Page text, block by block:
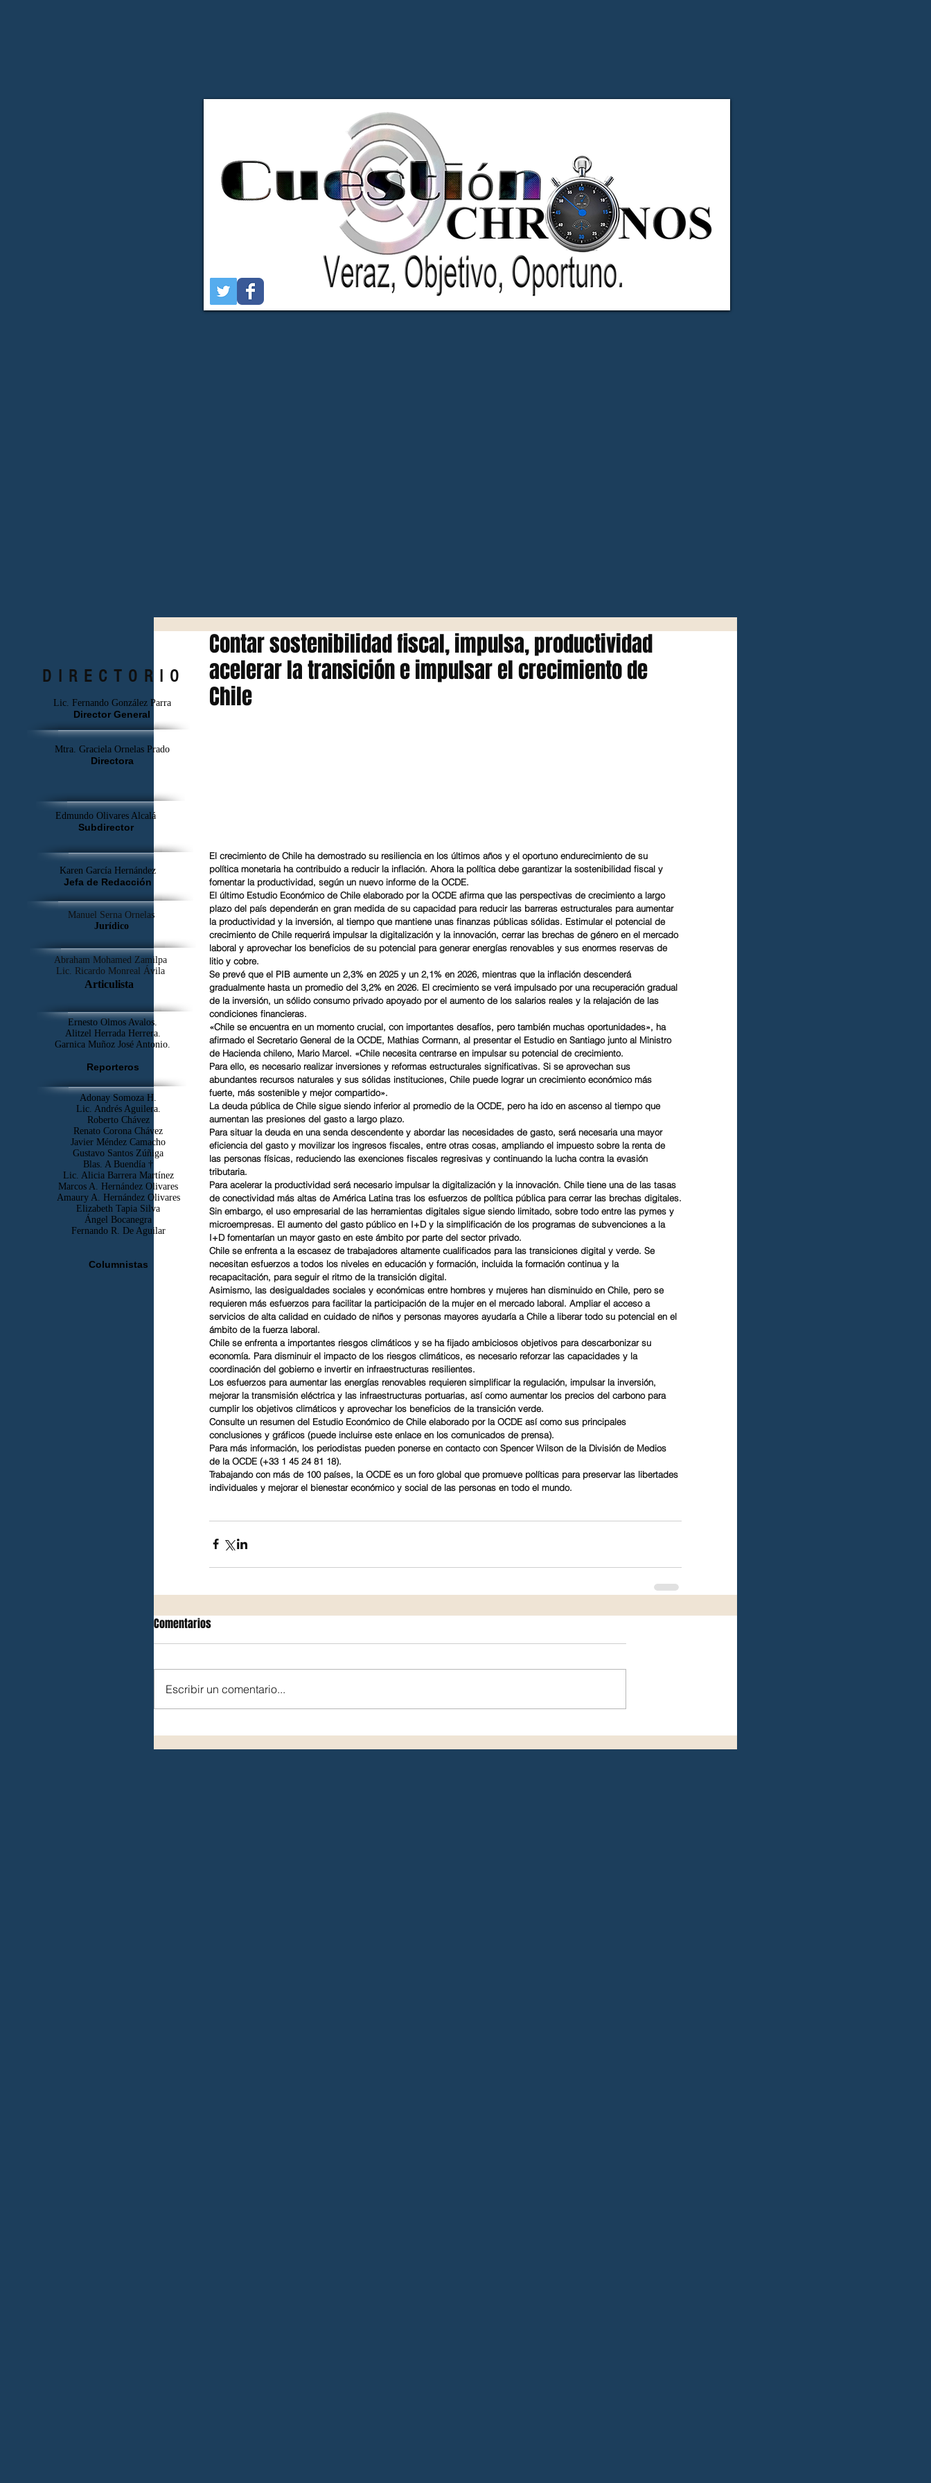
Contar sostenibilidad fiscal, impulsa, productividad
acelerar la transición e impulsar el crecimiento de
Chile
El crecimiento de Chile ha demostrado su resiliencia en los últimos años y el oportuno endurecimiento de su
política monetaria ha contribuido a reducir la inflación. Ahora la política debe garantizar la sostenibilidad fiscal y
fomentar la productividad, según un nuevo informe de la OCDE.
El último Estudio Económico de Chile elaborado por la OCDE afirma que las perspectivas de crecimiento a largo
plazo del país dependerán en gran medida de su capacidad para reducir las barreras estructurales para aumentar
la productividad y la inversión, al tiempo que mantiene unas finanzas públicas sólidas. Estimular el potencial de
crecimiento de Chile requerirá impulsar la digitalización y la innovación, cerrar las brechas de género en el mercado
laboral y aprovechar los beneficios de su potencial para generar energías renovables y sus enormes reservas de
litio y cobre.
Se prevé que el PIB aumente un 2,3% en 2025 y un 2,1% en 2026, mientras que la inflación descenderá
gradualmente hasta un promedio del 3,2% en 2026. El crecimiento se verá impulsado por una recuperación gradual
de la inversión, un sólido consumo privado apoyado por el aumento de los salarios reales y la relajación de las
condiciones financieras.
«Chile se encuentra en un momento crucial, con importantes desafíos, pero también muchas oportunidades», ha
afirmado el Secretario General de la OCDE, Mathias Cormann, al presentar el Estudio en Santiago junto al Ministro
de Hacienda chileno, Mario Marcel. «Chile necesita centrarse en impulsar su potencial de crecimiento.
Para ello, es necesario realizar inversiones y reformas estructurales significativas. Si se aprovechan sus
abundantes recursos naturales y sus sólidas instituciones, Chile puede lograr un crecimiento económico más
fuerte, más sostenible y mejor compartido».
La deuda pública de Chile sigue siendo inferior al promedio de la OCDE, pero ha ido en ascenso al tiempo que
aumentan las presiones del gasto a largo plazo.
Para situar la deuda en una senda descendente y abordar las necesidades de gasto, será necesaria una mayor
eficiencia del gasto y movilizar los ingresos fiscales, entre otras cosas, ampliando el impuesto sobre la renta de
las personas físicas, reduciendo las exenciones fiscales regresivas y continuando la lucha contra la evasión
tributaria.
Para acelerar la productividad será necesario impulsar la digitalización y la innovación. Chile tiene una de las tasas
de conectividad más altas de América Latina tras los esfuerzos de política pública para cerrar las brechas digitales.
Sin embargo, el uso empresarial de las herramientas digitales sigue siendo limitado, sobre todo entre las pymes y
microempresas. El aumento del gasto público en I+D y la simplificación de los programas de subvenciones a la
I+D fomentarían un mayor gasto en este ámbito por parte del sector privado.
Chile se enfrenta a la escasez de trabajadores altamente cualificados para las transiciones digital y verde. Se
necesitan esfuerzos a todos los niveles en educación y formación, incluida la formación continua y la
recapacitación, para seguir el ritmo de la transición digital.
Asimismo, las desigualdades sociales y económicas entre hombres y mujeres han disminuido en Chile, pero se
requieren más esfuerzos para facilitar la participación de la mujer en el mercado laboral. Ampliar el acceso a
servicios de alta calidad en cuidado de niños y personas mayores ayudaría a Chile a liberar todo su potencial en el
ámbito de la fuerza laboral.
Chile se enfrenta a importantes riesgos climáticos y se ha fijado ambiciosos objetivos para descarbonizar su
economía. Para disminuir el impacto de los riesgos climáticos, es necesario reforzar las capacidades y la
coordinación del gobierno e invertir en infraestructuras resilientes.
Los esfuerzos para aumentar las energías renovables requieren simplificar la regulación, impulsar la inversión,
mejorar la transmisión eléctrica y las infraestructuras portuarias, así como aumentar los precios del carbono para
cumplir los objetivos climáticos y aprovechar los beneficios de la transición verde.
Consulte un resumen del Estudio Económico de Chile elaborado por la OCDE así como sus principales
conclusiones y gráficos (puede incluirse este enlace en los comunicados de prensa).
Para más información, los periodistas pueden ponerse en contacto con Spencer Wilson de la División de Medios
de la OCDE (+33 1 45 24 81 18).
Trabajando con más de 100 países, la OCDE es un foro global que promueve políticas para preservar las libertades
individuales y mejorar el bienestar económico y social de las personas en todo el mundo.
Comentarios
Escribir un comentario...
DIRECTORIO
Lic. Fernando González Parra
Director General
Mtra. Graciela Ornelas Prado
Directora
Edmundo Olivares Alcalá
Subdirector
Karen García Hernández
Jefa de Redacción
Manuel Serna Ornelas
Jurídico
Abraham Mohamed Zamilpa
Lic. Ricardo Monreal Ávila
Articulista
Ernesto Olmos Avalos.
Alitzel Herrada Herrera.
Garnica Muñoz José Antonio.
Reporteros
Adonay Somoza H.
Lic. Andrés Aguilera.
Roberto Chávez
Renato Corona Chávez
Javier Méndez Camacho
Gustavo Santos Zúñiga
Blas. A Buendía †
​Lic. Alicia Barrera Martínez
Marcos A. Hernández Olivares
Amaury A. Hernández Olivares
Elizabeth Tapia Silva
Ángel Bocanegra
Fernando R. De Aguilar
Columnistas